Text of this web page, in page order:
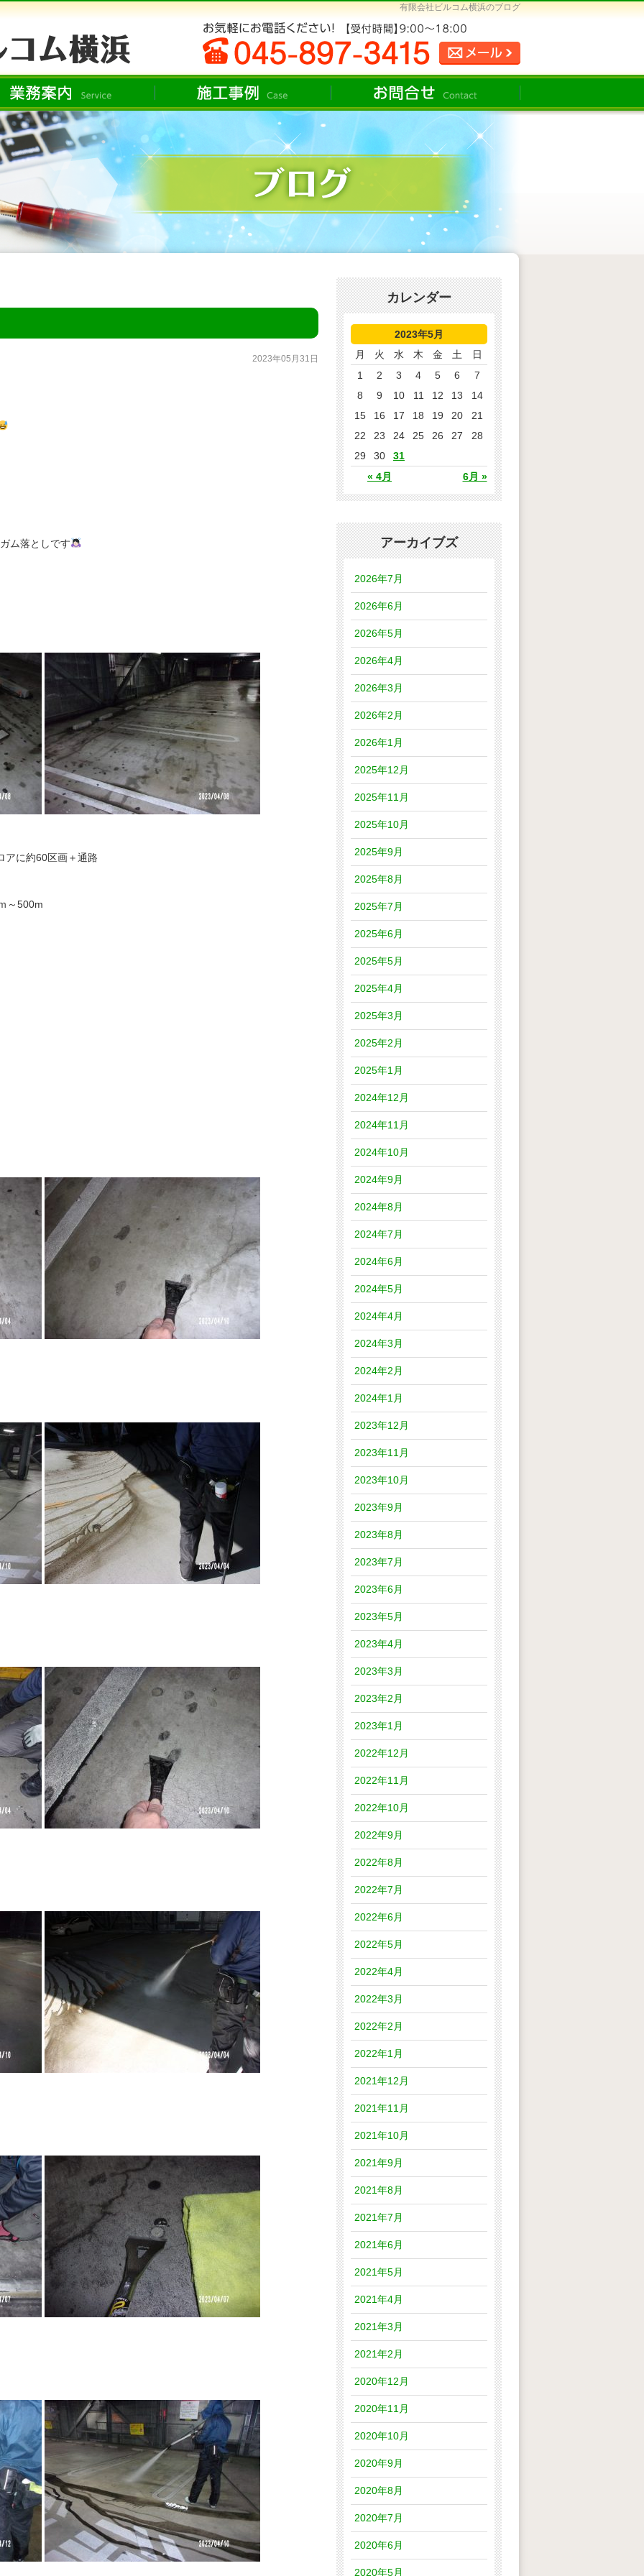
有限会社ビルコム横浜のブログ
2023年05月31日
ム落としです
アに約60区画＋通路
～500m
カレンダー
2023年5月
月
火 水 木 金 土 日
« 4月 6月 »
1 2 3 4 5 6
7
8
9 10 11 12 13
14
15
16 17 18 19 20
21
22
23 24 25 26 27
28
29
30 31
アーカイブズ
2026年7月
2026年6月
2026年5月
2026年4月
2026年3月
2026年2月
2026年1月
2025年12月
2025年11月
2025年10月
2025年9月
2025年8月
2025年7月
2025年6月
2025年5月
2025年4月
2025年3月
2025年2月
2025年1月
2024年12月
2024年11月
2024年10月
2024年9月
2024年8月
2024年7月
2024年6月
2024年5月
2024年4月
2024年3月
2024年2月
2024年1月
2023年12月
2023年11月
2023年10月
2023年9月
2023年8月
2023年7月
2023年6月
2023年5月
2023年4月
2023年3月
2023年2月
2023年1月
2022年12月
2022年11月
2022年10月
2022年9月
2022年8月
2022年7月
2022年6月
2022年5月
2022年4月
2022年3月
2022年2月
2022年1月
2021年12月
2021年11月
2021年10月
2021年9月
2021年8月
2021年7月
2021年6月
2021年5月
2021年4月
2021年3月
2021年2月
2020年12月
2020年11月
2020年10月
2020年9月
2020年8月
2020年7月
2020年6月
2020年5月